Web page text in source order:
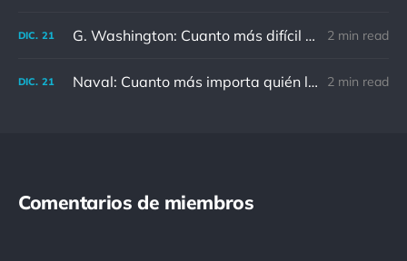
DIC. 21 G. Washington: Cuanto más difícil es el conflicto, mayor es el triunfo. 2 min read
DIC. 21 Naval: Cuanto más importa quién lo ha dicho, menos importa en realidad 2 min read
Comentarios de miembros